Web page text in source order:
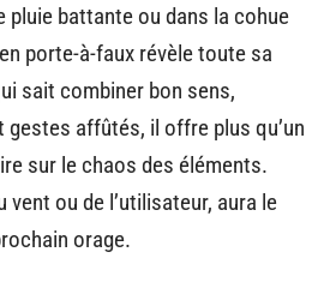
pluie battante ou dans la cohue
porte-à-faux révèle toute sa
sait combiner bon sens,
gestes affûtés, il offre plus qu’un
sur le chaos des éléments.
vent ou de l’utilisateur, aura le
orage.